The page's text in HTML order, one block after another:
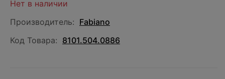
Нет в наличии
Производитель: Fabiano
Код Товара: 8101.504.0886